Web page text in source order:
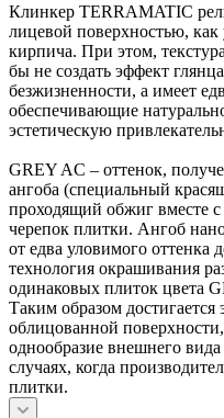
Клинкер TERRAMATIC
лицевой поверхностью, как
кирпича. При этом,
бы не создать эффект
безжизненности, а имеет
обеспечивающие
эстетическую
GREY AС – оттенок,
ангоба (специальный
проходящий обжиг вместе
черепок плитки. Ангоб
от едва уловимого
технология окрашивания
одинаковых плиток цвета
Таким образом достигается
облицованной
однообразие внешнего
случаях, когда
плитки.